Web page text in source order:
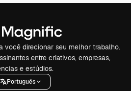
você direcionar seu melhor trabalho.
entre criativos, empresas,
e estúdios.
Português